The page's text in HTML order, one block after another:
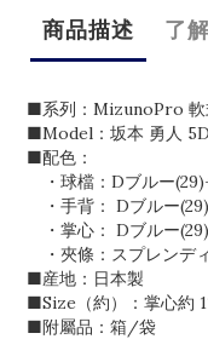
商品描述 了
■系列：MizunoPro
■Model：坂本 勇人
■配色：
・球檔：Dブルー
・手背： Dブルー
・掌心： Dブルー(29)
・夾條：スプレンデ
■産地：日本製
■Size（約）：掌心約
■附屬品：箱/袋